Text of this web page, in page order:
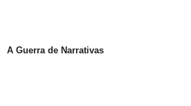
A Guerra de Narrativas